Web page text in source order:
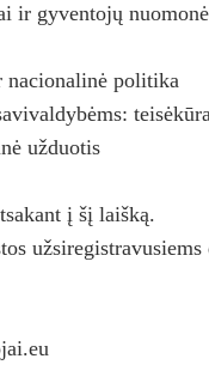
ir gyventojų nuomonė
nacionalinė politika
užduotis
į šį laišką.